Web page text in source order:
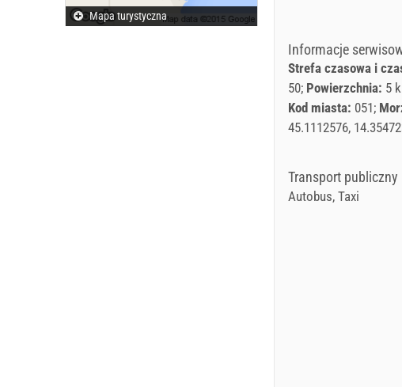
Informacje
Strefa czasowa i
50 Powierzchnia: 5
Kod miasta: 051
45.1112576,
Transport publiczny
Autobus, Taxi
Mapa turystyczna